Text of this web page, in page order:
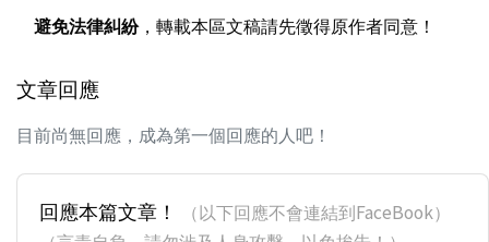
避免法律糾紛，轉載本區文稿請先徵得原作者同意！
文章回應
目前尚無回應，成為第一個回應的人吧！
回應本篇文章！
（以下回應不會連結到FaceBook）